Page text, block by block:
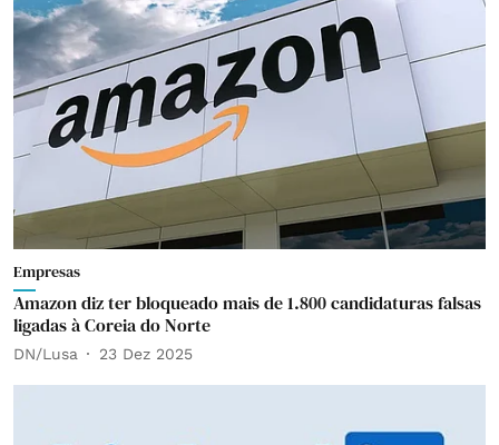
Empresas
Amazon diz ter bloqueado mais de 1.800 candidaturas falsas
ligadas à Coreia do Norte
DN/Lusa 23 Dez 2025